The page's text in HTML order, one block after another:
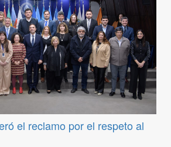
el reclamo por el respeto al